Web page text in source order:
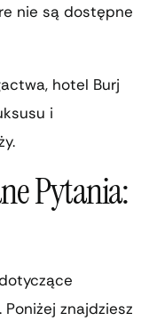
nie są dostępne
hotel Burj
i
Pytania:
znajdziesz